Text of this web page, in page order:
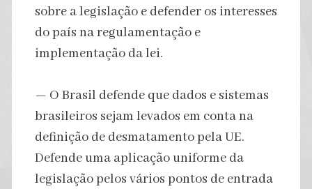
sobre a legislação e defender os interesses
do país na regulamentação e
implementação da lei.
— O Brasil defende que dados e sistemas
brasileiros sejam levados em conta na
definição de desmatamento pela UE.
Defende uma aplicação uniforme da
legislação pelos vários pontos de entrada